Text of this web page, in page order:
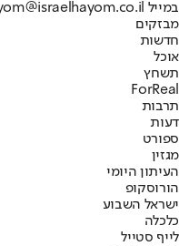
במייל hayom@israelhayom.co.il.
מבזקים
חדשות
אוכל
תשחץ
ForReal
תרבות
דעות
ספורט
מגזין
העיתון היומי
הורוסקופ
ישראל השבוע
כלכלה
לייף סטייל